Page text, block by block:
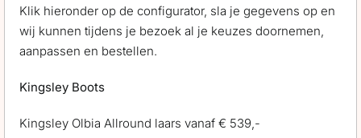
Klik hieronder op de configurator, sla je gegevens op en
wij kunnen tijdens je bezoek al je keuzes doornemen,
aanpassen en bestellen.
Kingsley Boots
Kingsley Olbia Allround laars vanaf € 539,-